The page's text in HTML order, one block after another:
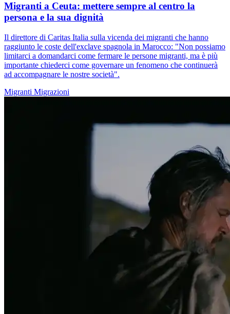
Migranti a Ceuta: mettere sempre al centro la
persona e la sua dignità
Il direttore di Caritas Italia sulla vicenda dei migranti che hanno
raggiunto le coste dell'exclave spagnola in Marocco: "Non possiamo
limitarci a domandarci come fermare le persone migranti, ma è più
importante chiederci come governare un fenomeno che continuerà
ad accompagnare le nostre società".
Migranti Migrazioni